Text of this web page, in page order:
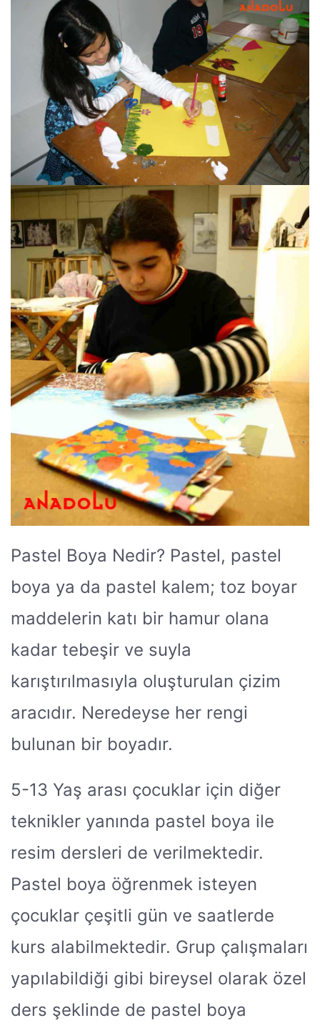
Pastel Boya Nedir? Pastel, pastel
boya ya da pastel kalem; toz boyar
maddelerin katı bir hamur olana
kadar tebeşir ve suyla
karıştırılmasıyla oluşturulan çizim
aracıdır. Neredeyse her rengi
bulunan bir boyadır.
5-13 Yaş arası çocuklar için diğer
teknikler yanında pastel boya ile
resim dersleri de verilmektedir.
Pastel boya öğrenmek isteyen
çocuklar çeşitli gün ve saatlerde
kurs alabilmektedir. Grup çalışmaları
yapılabildiği gibi bireysel olarak özel
ders şeklinde de pastel boya